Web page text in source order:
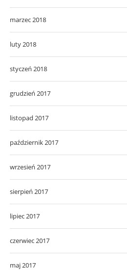
marzec 2018
luty 2018
styczeń 2018
grudzień 2017
listopad 2017
październik 2017
wrzesień 2017
sierpień 2017
lipiec 2017
czerwiec 2017
maj 2017